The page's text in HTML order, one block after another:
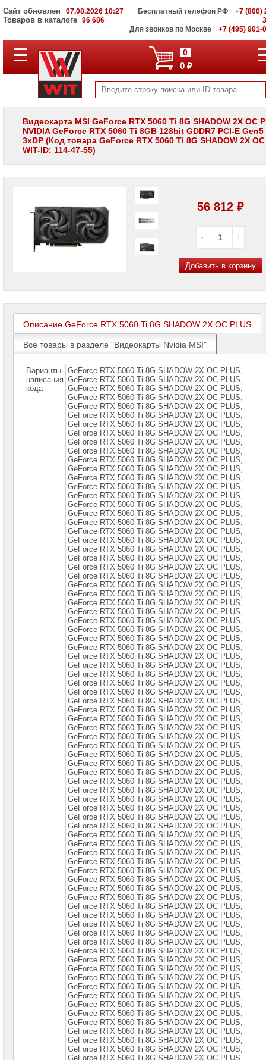
Сайт обновлен 07.08.2026 10:27
Товаров в каталоге 96 686
Бесплатный телефон РФ
+7 (800)
Для звонков по Москве
+7 (495) 901-
ПОЛНЫЙ
КАТАЛОГ
Корпоративные
серверы
WIT
Системы
хранения
данных
LCD
панели
Проекторы
Brand
Name
Моноблоки
Brand
Name
Компьютеры
Brand
Name
оборудование
оборудование
Материнские
Процессоры
Процессоры
Видеокарты
Видеокарты
Видеокарты
☰ 0
0 ₽
Видеокарта MSI GeForce RTX 5060 Ti 8G SHADOW 2X OC
NVIDIA GeForce RTX 5060 Ti 8GB 128bit GDDR7 PCI-E Gen5
3xDP (Код товара GeForce RTX 5060 Ti 8G SHADOW 2X
WIT-ID: 114-47-55)
56 812 ₽
Добавить в корзину
Описание GeForce RTX 5060 Ti 8G SHADOW 2X OC PLUS
Все товары в разделе "Видеокарты Nvidia MSI"
Варианты
написания
кода
GeForce RTX 5060 Ti 8G SHADOW 2X OC PLUS,
GeForce RTX 5060 Ti 8G SHADOW 2X OC PLUS,
GeForce RTX 5060 Ti 8G SHАDOW 2X OC PLUS,
GeForce RTX 5060 Ti 8G SHАDOW 2X OС PLUS,
GeForce RTX 5060 Ti 8G SHАDOW 2X OС PLUS,
GeForce RTX 5060 Ti 8G SНАDOW 2X OС PLUS,
GeForce RTX 5060 Ti 8G SНАDOW 2X OС PLUS,
GeForce RTX 5060 Ti 8G SНАDOW 2X OС PLUS,
GeForce RTX 5060 Ti 8G SНАDOW 2X OС PLUS,
GeForce RTX 5060 Ti 8G SНАDОW 2X ОС PLUS,
GeForce RTX 5060 Ti 8G SНАDОW 2X ОС PLUS,
GeForce RTX 5060 Ti 8G SНАDОW 2X ОС PLUS,
GeForce RTX 5060 Ti 8G SНАDОW 2X ОС PLUS,
GeForce RTX 5060 Ti 8G SНАDОW 2X ОС PLUS,
GeForce RTX 5060 Ti 8G SНАDОW 2X ОС PLUS,
GeForce RTX 5060 Ti 8G SНАDОW 2X ОС PLUS,
GeForce RTX 5060 Ti 8G SНАDОW 2X ОС PLUS,
GeForce RTX 5060 Ti 8G SНАDОW 2X ОС РLUS,
GeForce RTX 5060 Ti 8G SНАDОW 2X ОС РLUS,
GeForce RTX 5060 Ti 8G SНАDОW 2X ОС РLUS,
GeForce RTX 5060 Ti 8G SНАDОW 2X ОС РLUS,
GeForce RTX 5060 Ti 8G SНАDОW 2X ОС РLUS,
GeForce RTX 5060 Ti 8G SНАDОW 2X ОС РLUS,
GeForce RTX 5060 Ti 8G SНАDОW 2X ОС РLUS,
GeForce RTX 5060 Ti 8G SНАDОW 2X ОС РLUS,
GeForce RTX 5060 Ti 8G SНАDОW 2X ОС РLUS,
GeForce RTX 5060 Ti 8G SНАDОW 2X ОС РLUS,
GeForce RTX 5060 Ti 8G SНАDОW 2X ОС РLUS,
GeForce RTX 5060 Ti 8G SНАDОW 2X ОС РLUS,
GeForce RTX 5060 Ti 8G SНАDОW 2X ОС РLUS,
GeForce RTX 5060 Ti 8G SНАDОW 2X ОС РLUS,
GeForce RTX 5060 Ti 8G SНАDОW 2X ОС РLUS,
GeForce RTX 5060 Ti 8G SНАDОW 2X ОС РLUS,
GeForce RТX 5060 Тi 8G SНАDОW 2X ОС РLUS,
GeForce RТX 5060 Тi 8G SНАDОW 2X ОС РLUS,
GeForce RТX 5060 Тi 8G SНАDОW 2X ОС РLUS,
GeForce RТX 5060 Тi 8G SНАDОW 2X ОС РLUS,
GeForce RТX 5060 Тi 8G SНАDОW 2X ОС РLUS,
GeForce RТX 5060 Тi 8G SНАDОW 2X ОС РLUS,
GeForce RТX 5060 Тi 8G SНАDОW 2X ОС РLUS,
GeForce RТX 5060 Тi 8G SНАDОW 2X ОС РLUS,
GeForce RТX 5060 Тi 8G SНАDОW 2X ОС РLUS,
GeForce RТX 5060 Тi 8G SНАDОW 2X ОС РLUS,
GeForce RТX 5060 Тi 8G SНАDОW 2X ОС РLUS,
GeForce RТX 5060 Тi 8G SНАDОW 2X ОС РLUS,
GeForce RТX 5060 Тi 8G SНАDОW 2X ОС РLUS,
GeForce RТX 5060 Тi 8G SНАDОW 2X ОС РLUS,
GeForce RТX 5060 Тi 8G SНАDОW 2X ОС РLUS,
GeForce RТX 5060 Тi 8G SНАDОW 2X ОС РLUS,
GeForce RТX 5060 Тi 8G SНАDОW 2X ОС РLUS,
GeForce RТX 5060 Тi 8G SНАDОW 2X ОС РLUS,
GeForce RТX 5060 Тi 8G SНАDОW 2X ОС РLUS,
GeForce RТX 5060 Тi 8G SНАDОW 2X ОС РLUS,
GeForce RТX 5060 Тi 8G SНАDОW 2X ОС РLUS,
GeForce RТX 5060 Тi 8G SНАDОW 2X ОС РLUS,
GeForce RТX 5060 Тi 8G SНАDОW 2X ОС РLUS,
GeForce RТX 5060 Тi 8G SНАDОW 2X ОС РLUS,
GeForce RТX 5060 Тi 8G SНАDОW 2X ОС РLUS,
GeForce RТX 5060 Тi 8G SНАDОW 2X ОС РLUS,
GeForce RТX 5060 Тi 8G SНАDОW 2X ОС РLUS,
GeForce RТX 5060 Тi 8G SНАDОW 2X ОС РLUS,
GeForce RТX 5060 Тi 8G SНАDОW 2X ОС РLUS,
GeForce RТX 5060 Тi 8G SНАDОW 2X ОС РLUS,
GeForce RТX 5060 Тi 8G SНАDОW 2X ОС РLUS,
GeForce RТX 5060 Тi 8G SНАDОW 2X ОС РLUS,
GeForce RТХ 5060 Тi 8G SНАDОW 2Х ОС РLUS,
GeForce RТХ 5060 Тi 8G SНАDОW 2Х ОС РLUS,
GeForce RТХ 5060 Тi 8G SНАDОW 2Х ОС РLUS,
GeForce RТХ 5060 Тi 8G SНАDОW 2Х ОС РLUS,
GeForce RТХ 5060 Тi 8G SНАDОW 2Х ОС РLUS,
GeForce RТХ 5060 Тi 8G SНАDОW 2Х ОС РLUS,
GeForce RТХ 5060 Тi 8G SНАDОW 2Х ОС РLUS,
GeForce RТХ 5060 Тi 8G SНАDОW 2Х ОС РLUS,
GeForce RТХ 5060 Тi 8G SНАDОW 2Х ОС РLUS,
GeForce RТХ 5060 Тi 8G SНАDОW 2Х ОС РLUS,
GeForce RТХ 5060 Тi 8G SНАDОW 2Х ОС РLUS,
GeForce RТХ 5060 Тi 8G SНАDОW 2Х ОС РLUS,
GeForce RТХ 5060 Тi 8G SНАDОW 2Х ОС РLUS,